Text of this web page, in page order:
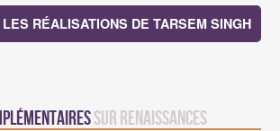
RÉALISATIONS DE TARSEM SINGH
sur Renaissances